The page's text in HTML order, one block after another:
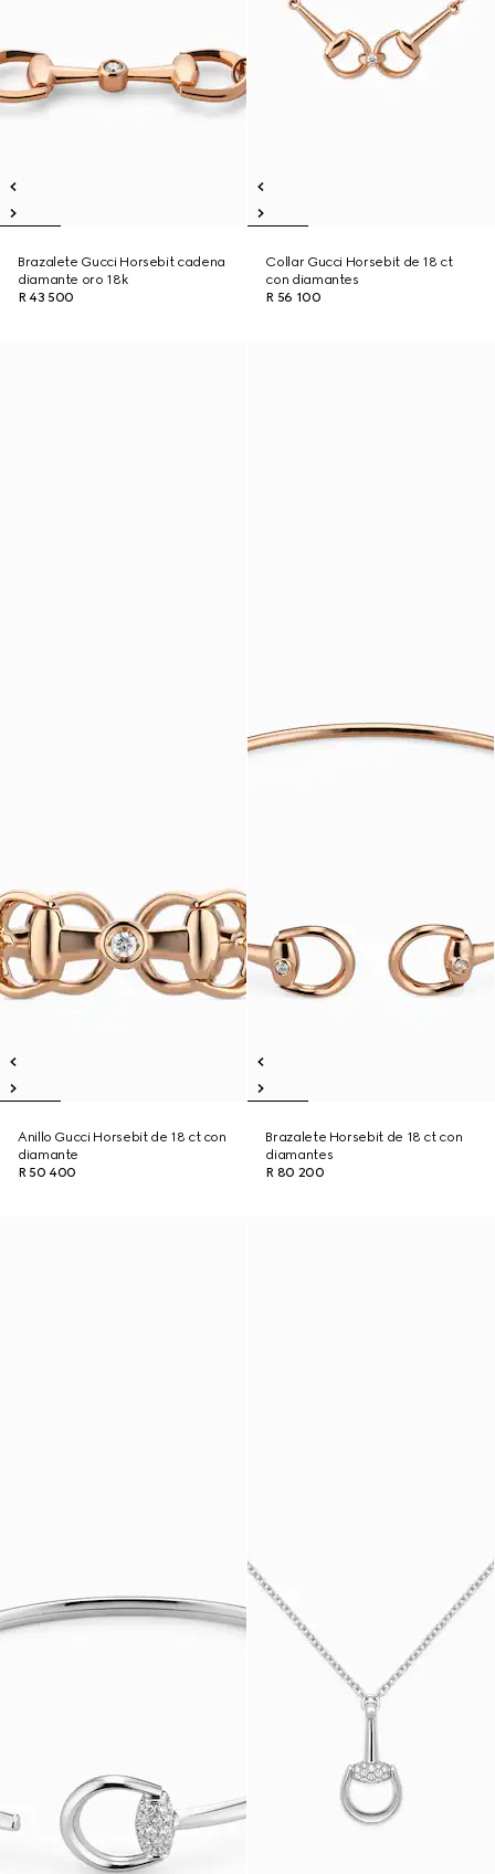
Brazalete Gucci Horsebit cadena
diamante oro 18k
R 43 500
Collar Gucci Horsebit de 18 ct
con diamantes
R 56 100
Anillo Gucci Horsebit de 18 ct con
diamante
R 50 400
Brazalete Horsebit de 18 ct con
diamantes
R 80 200